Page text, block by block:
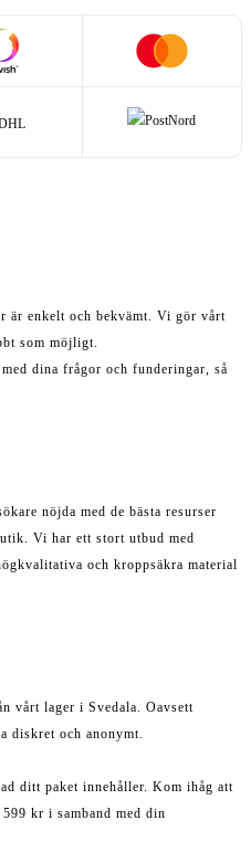
är enkelt och bekvämt. Vi gör vårt
som möjligt.
dina frågor och funderingar, så
nöjda med de bästa resurser
Vi har ett stort utbud med
och kroppsäkra material
vårt lager i Svedala. Oavsett
diskret och anonymt.
ditt paket innehåller. Kom ihåg att
kr i samband med din